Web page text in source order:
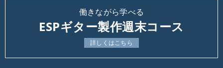
働きながら学べる
ESPギター製作週末コース
詳しくはこちら